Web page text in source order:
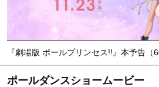
『劇場版 ポールプリンセス!!』本予告（
ポールダンスショームービー